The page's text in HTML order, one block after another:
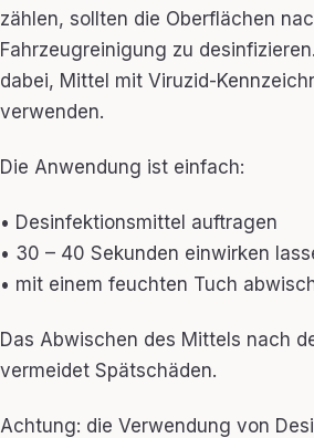
zählen, sollten die Oberflächen
Fahrzeugreinigung zu
dabei, Mittel mit Viruzid-
verwenden.
Die Anwendung ist einfach:
• Desinfektionsmittel auftragen
• 30 – 40 Sekunden einwirken
• mit einem feuchten Tuch
Das Abwischen des Mittels nach
vermeidet Spätschäden.
Achtung: die Verwendung von